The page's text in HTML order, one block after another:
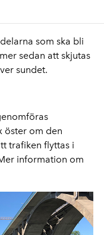
som ska bli
sedan att skjutas
sundet.
öster om den
trafiken flyttas i
information om